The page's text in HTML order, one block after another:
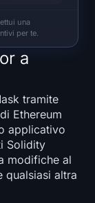
una
per te.
a
tramite
Ethereum
applicativo
Solidity
modifiche al
qualsiasi altra